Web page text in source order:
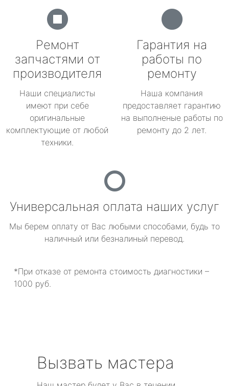
Ремонт
запчастями от
производителя
Наши специалисты
имеют при себе
оригинальные
комплектующие от любой
техники.
Гарантия на
работы по
ремонту
Наша компания
предоставляет гарантию
на выполненые работы по
ремонту до 2 лет.
Универсальная оплата наших услуг
Мы берем оплату от Вас любыми способами, будь то
наличный или безналиный перевод.
*При отказе от ремонта стоимость диагностики –
1000 руб.
Вызвать мастера